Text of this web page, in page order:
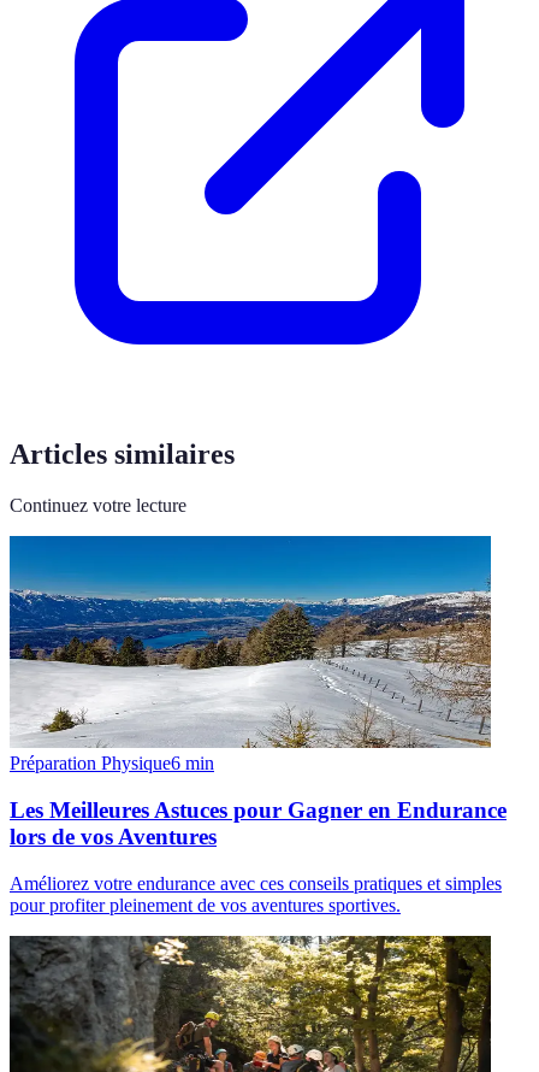
Articles similaires
Continuez votre lecture
Préparation Physique6 min
Les Meilleures Astuces pour Gagner en Endurance
lors de vos Aventures
Améliorez votre endurance avec ces conseils pratiques et simples
pour profiter pleinement de vos aventures sportives.